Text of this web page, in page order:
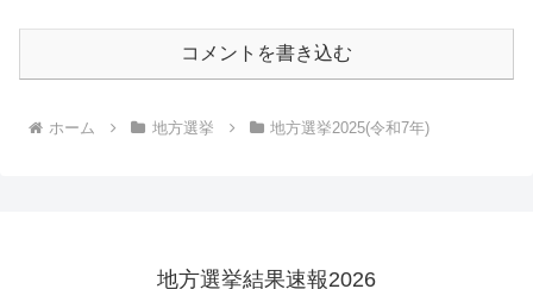
コメントを書き込む
ホーム 地方選挙 地方選挙2025(令和7年)
地方選挙結果速報2026